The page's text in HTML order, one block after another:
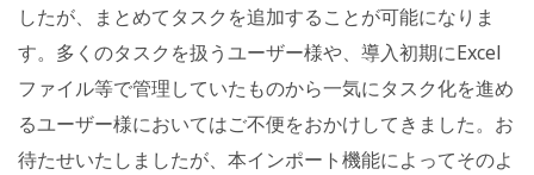
したが、まとめてタスクを追加することが可能になりま
す。多くのタスクを扱うユーザー様や、導入初期にExcel
ファイル等で管理していたものから一気にタスク化を進め
るユーザー様においてはご不便をおかけしてきました。お
待たせいたしましたが、本インポート機能によってそのよ